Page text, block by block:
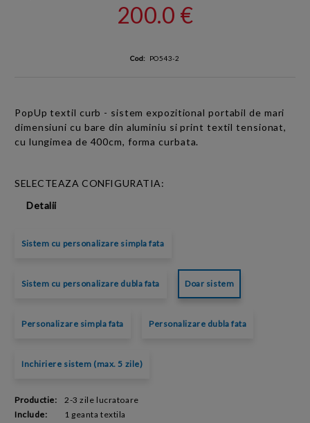
200.0 €
Cod: PO543-2
PopUp textil curb - sistem expozitional portabil de mari
dimensiuni cu bare din aluminiu si print textil tensionat,
cu lungimea de 400cm, forma curbata.
SELECTEAZA CONFIGURATIA:
Detalii
Sistem cu personalizare simpla fata
Sistem cu personalizare dubla fata Doar sistem
Personalizare simpla fata Personalizare dubla fata
Inchiriere sistem (max. 5 zile)
Productie:
2-3 zile lucratoare
Include:
1 geanta textila